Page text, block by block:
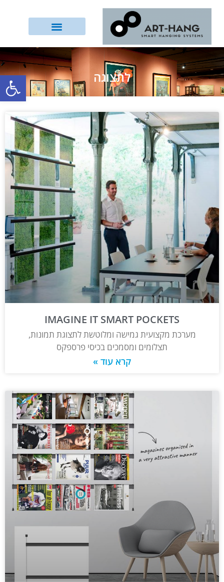
לתצוגה
IMAGINE IT SMART POCKETS
מערכת מקצועית גמישה ומלוטשת לתצוגת תמונות,
תצלומים ומסמכים בכיסי פרספקס
קרא עוד »